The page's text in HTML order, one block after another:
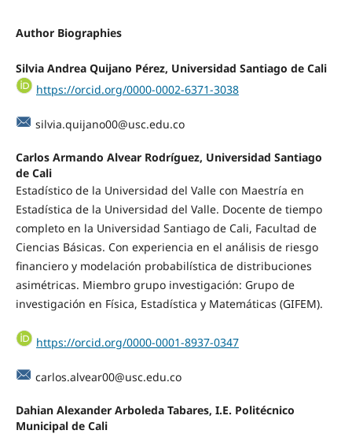
Author Biographies
Silvia Andrea Quijano Pérez, Universidad Santiago de Cali
https://orcid.org/0000-0002-6371-3038
silvia.quijano00@usc.edu.co
Carlos Armando Alvear Rodríguez, Universidad Santiago
de Cali
Estadístico de la Universidad del Valle con Maestría en
Estadística de la Universidad del Valle. Docente de tiempo
completo en la Universidad Santiago de Cali, Facultad de
Ciencias Básicas. Con experiencia en el análisis de riesgo
financiero y modelación probabilística de distribuciones
asimétricas. Miembro grupo investigación: Grupo de
investigación en Física, Estadística y Matemáticas (GIFEM).
https://orcid.org/0000-0001-8937-0347
carlos.alvear00@usc.edu.co
Dahian Alexander Arboleda Tabares, I.E. Politécnico
Municipal de Cali